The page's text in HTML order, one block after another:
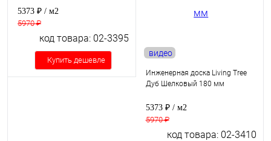
5373 ₽ / м2
5970 ₽
код товара: 02-3395
Купить дешевле
видео
Инженерная доска Living Tree
Дуб Шелковый 180 мм
5373 ₽ / м2
5970 ₽
код товара: 02-3410